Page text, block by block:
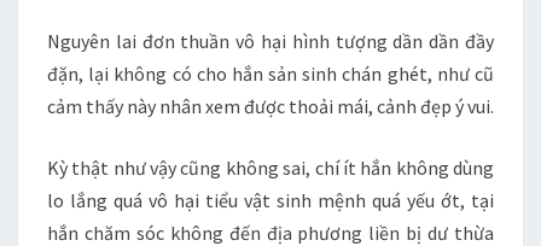
Nguyên lai đơn thuần vô hại hình tượng dần dần đầy
đặn, lại không có cho hắn sản sinh chán ghét, như cũ
cảm thấy này nhân xem được thoải mái, cảnh đẹp ý vui.
Kỳ thật như vậy cũng không sai, chí ít hắn không dùng
lo lắng quá vô hại tiểu vật sinh mệnh quá yếu ớt, tại
hắn chăm sóc không đến địa phương liền bị dư thừa